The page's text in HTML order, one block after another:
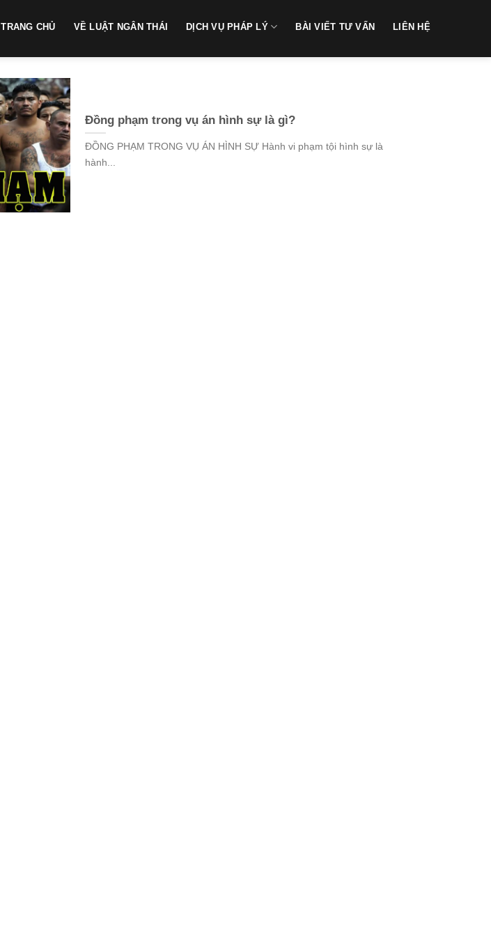
TRANG CHỦ VỀ LUẬT NGÂN THÁI DỊCH VỤ PHÁP LÝ BÀI VIẾT TƯ VẤN LIÊN HỆ
Đồng phạm trong vụ án hình sự là gì?
ĐỒNG PHẠM TRONG VỤ ÁN HÌNH SỰ Hành vi phạm tội hình sự là
hành...